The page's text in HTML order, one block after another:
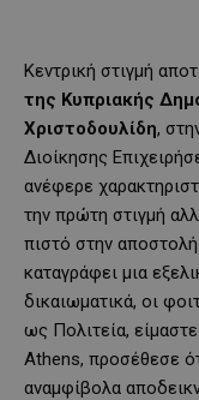
Κεντρική στιγμή
της Κυπριακής
Χριστοδουλίδη,
Διοίκησης
ανέφερε
την πρώτη στιγμή
πιστό στην
καταγράφει μια
δικαιωματικά, οι
ως Πολιτεία,
Athens, προσέθεσε
αναμφίβολα